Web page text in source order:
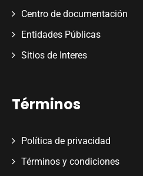
Centro de documentación
Entidades Públicas
Sitios de Interes
Términos
Política de privacidad
Términos y condiciones